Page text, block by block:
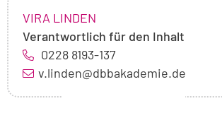
NAME:
VIRA LINDEN
Verantwortlich für den Inhalt
0228 8193-137
v.linden@dbbakademie.de